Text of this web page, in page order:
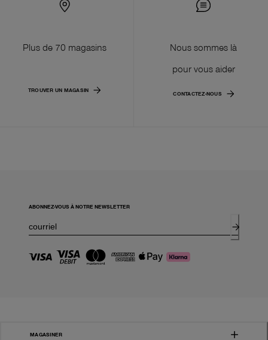
Plus de 70 magasins
TROUVER UN MAGASIN
Nous sommes là
pour vous aider
CONTACTEZ-NOUS
ABONNEZ-VOUS À NOTRE NEWSLETTER
MAGASINER